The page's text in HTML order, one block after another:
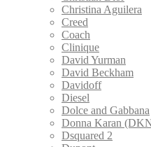
Christina Aguilera
Creed
Coach
Clinique
David Yurman
David Beckham
Davidoff
Diesel
Dolce and Gabbana
Donna Karan
Dsquared 2